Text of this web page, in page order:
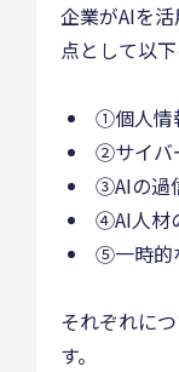
企業がAIを
点として以
①個人情
②サイバ
③AIの過
④AI人材
⑤一時的
それぞれに
す。